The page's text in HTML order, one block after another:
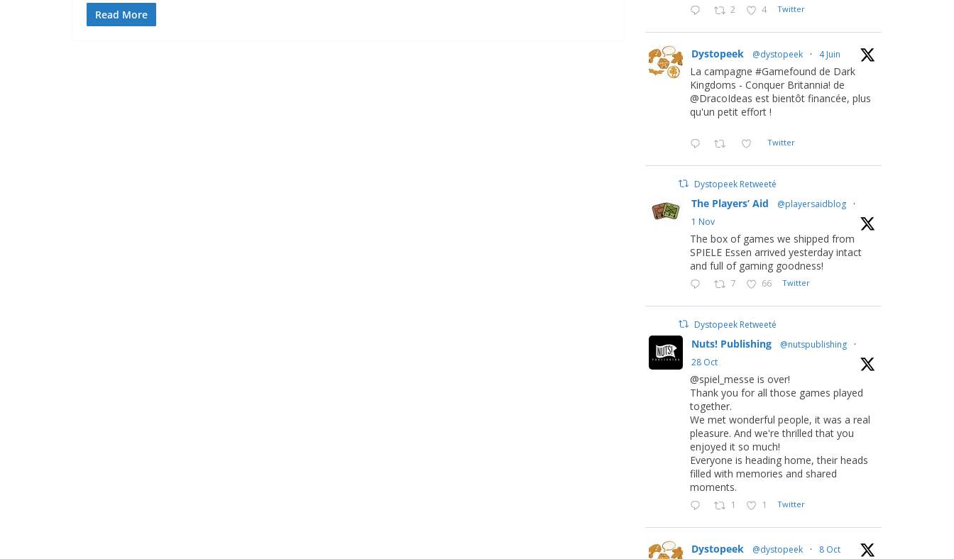
Read More 2 4 Twitter
Dystopeek @dystopeek · 4 Juin
La campagne #Gamefound de Dark
Kingdoms - Conquer Britannia! de
@DracoIdeas est bientôt financée, plus
qu'un petit effort !
Twitter
Dystopeek Retweeté
The Players’ Aid @playersaidblog
·
1 Nov
The box of games we shipped from
SPIELE Essen arrived yesterday intact
and full of gaming goodness!
7 66 Twitter
Dystopeek Retweeté
Nuts! Publishing @nutspublishing
·
28 Oct
@spiel_messe is over!
Thank you for all those games played
together.
We met wonderful people, it was a real
pleasure. And we're thrilled that you
enjoyed it so much!
Everyone is heading home, their heads
filled with memories and shared
moments.
1 1 Twitter
Dystopeek @dystopeek · 8 Oct